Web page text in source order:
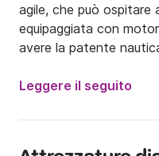
agile, che può
equipaggiata con
avere la patente
campo boe di San
Leggere il seguito